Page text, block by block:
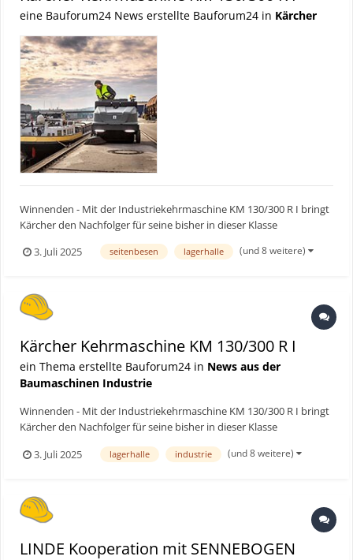
eine Bauforum24 News erstellte Bauforum24 in Kärcher
Winnenden - Mit der Industriekehrmaschine KM 130/300 R I bringt
Kärcher den Nachfolger für seine bisher in dieser Klasse
verfügbaren Modelle auf den Markt. Sie ist in den drei
Antriebsvarianten Elektrisch, Diesel und LPG verfügbar und eignet
3. Juli 2025 seitenbesen lagerhalle (und 8 weitere)
Kärcher Kehrmaschine KM 130/300 R I
ein Thema erstellte Bauforum24 in News aus der
Baumaschinen Industrie
Winnenden - Mit der Industriekehrmaschine KM 130/300 R I bringt
Kärcher den Nachfolger für seine bisher in dieser Klasse
Antriebsvarianten Elektrisch, Diesel und LPG verfügbar und eignet
3. Juli 2025 lagerhalle industrie (und 8 weitere)
LINDE Kooperation mit SENNEBOGEN